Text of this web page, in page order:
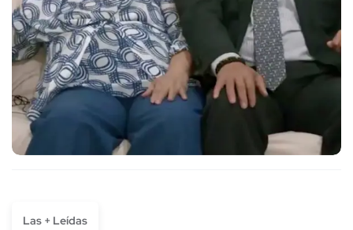
Las + Leídas